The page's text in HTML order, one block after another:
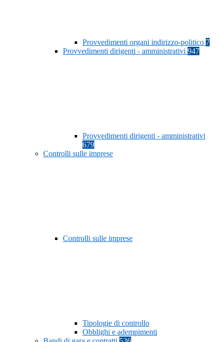
Provvedimenti organi indirizzo-politico 7
Provvedimenti dirigenti - amministrativi 947
Provvedimenti dirigenti - amministrativi
679
Controlli sulle imprese
Controlli sulle imprese
Tipologie di controllo
Obblighi e adempimenti